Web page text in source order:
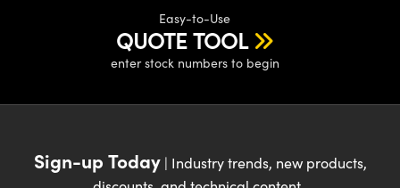
Easy-to-Use
QUOTE TOOL
enter stock numbers to begin
Sign-up Today| Industry trends, new products,